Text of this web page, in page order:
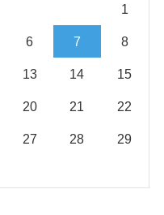
1
6 7 8
13 14 15
20 21 22
27 28 29